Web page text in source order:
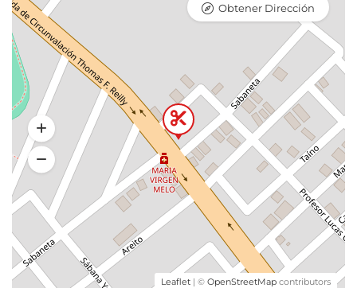
Leaflet | © OpenStreetMap contributors
Obtener Dirección